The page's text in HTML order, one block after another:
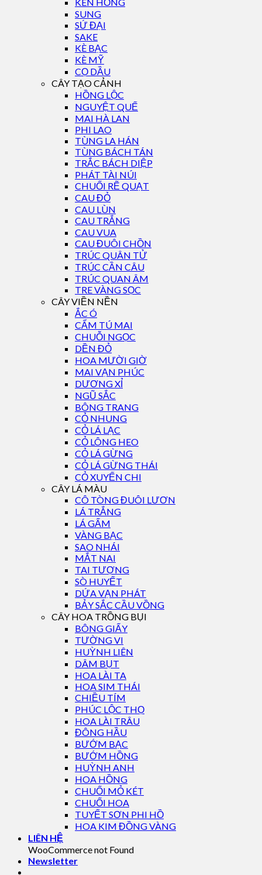
SUNG
SỨ ĐẠI
SAKE
KÈ BẠC
KÈ MỸ
CỌ DẦU
CÂY TẠO CẢNH
HỒNG LỘC
NGUYỆT QUẾ
MAI HÀ LAN
PHI LAO
TÙNG LA HÁN
TÙNG BÁCH TÁN
TRẮC BÁCH DIỆP
PHÁT TÀI NÚI
CHUỐI RẼ QUẠT
CAU ĐỎ
CAU LÙN
CAU TRẮNG
CAU VUA
CAU ĐUÔI CHỒN
TRÚC QUÂN TỬ
TRÚC CẦN CÂU
TRÚC QUAN ÂM
TRE VÀNG SỌC
CÂY VIỀN NỀN
ẮC Ó
CẨM TÚ MAI
CHUỖI NGỌC
DỀN ĐỎ
HOA MƯỜI GIỜ
MAI VẠN PHÚC
DƯƠNG XỈ
NGŨ SẮC
BÔNG TRANG
CỎ NHUNG
CỎ LÁ LẠC
CỎ LÔNG HEO
CỎ LÁ GỪNG
CỎ LÁ GỪNG THÁI
CỎ XUYẾN CHI
CÂY LÁ MÀU
CÔ TÒNG ĐUÔI LƯƠN
LÁ TRẮNG
LÁ GẤM
VÀNG BẠC
SAO NHÁI
MẮT NAI
TAI TƯỢNG
SÒ HUYẾT
DỨA VẠN PHÁT
BẢY SẮC CẦU VỒNG
CÂY HOA TRỒNG BỤI
BÔNG GIẤY
TƯỜNG VI
HUỲNH LIÊN
DÂM BỤT
HOA LÀI TA
HOA SIM THÁI
CHIỀU TÍM
PHÚC LỘC THỌ
HOA LÀI TRÂU
ĐÔNG HẦU
BƯỚM BẠC
BƯỚM HỒNG
HUỲNH ANH
HOA HỒNG
CHUỐI MỎ KÉT
CHUỐI HOA
TUYẾT SƠN PHI HỒ
HOA KIM ĐỒNG VÀNG
LIÊN HỆ
WooCommerce not Found
Newsletter